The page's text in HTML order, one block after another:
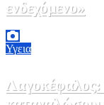
ενδεχόμενο»
Υγεια
Λαγοκέφαλος: